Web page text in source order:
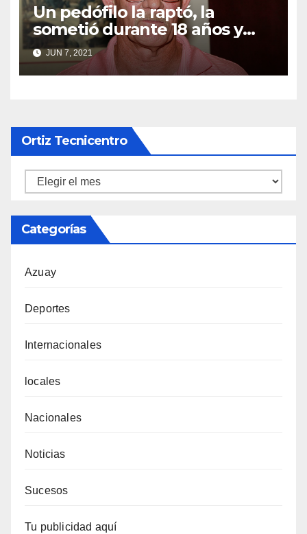
Un pedófilo la raptó, la
sometió durante 18 años y
tuvieron dos hijas: la
terrorífica historia del
secuestro más largo de los
JUN 7, 2021
Ortiz Tecnicentro
Ortiz
Categorías
Azuay
Deportes
Internacionales
locales
Nacionales
Noticias
Sucesos
Tu publicidad aquí